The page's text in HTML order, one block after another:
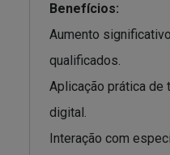
Benefícios:
Aumento
qualificados.
Aplicação prática de
digital.
Interação com